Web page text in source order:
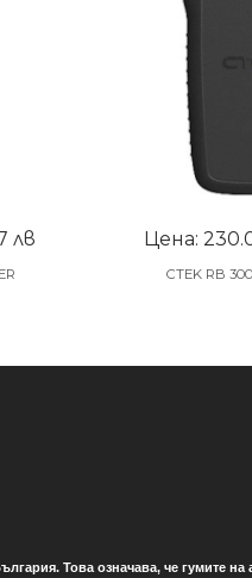
лв Цена:
CTEK RB
Това означава, че гумите на